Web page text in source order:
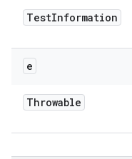
TestInformation
e
Throwable